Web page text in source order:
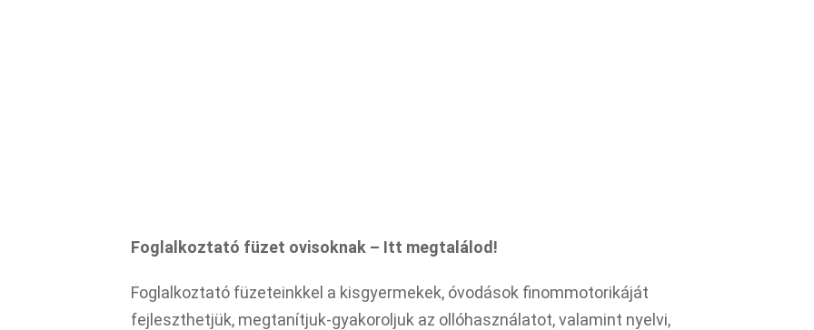
Foglalkoztató füzet ovisoknak – Itt megtalálod!
Foglalkoztató füzeteinkkel a kisgyermekek, óvodások finommotorikáját
fejleszthetjük, megtanítjuk-gyakoroljuk az ollóhasználatot, valamint nyelvi,